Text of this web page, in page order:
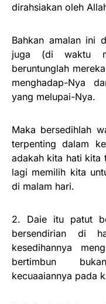
dirahsiakan oleh
Bahkan amalan ini
juga (di waktu
beruntunglah
menghadap-Nya
yang melupai-Nya.
Maka bersedihlah
terpenting dalam
adakah kita hati kita
lagi memilih kita
di malam hari.
2. Daie itu patut
bersendirian di
kesedihannya
bertimbun
kecuaaiannya pada